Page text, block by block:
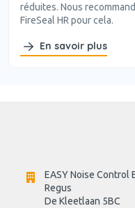
réduites. Nous
FireSeal HR pour cela.
En savoir plus
EASY Noise Control
Regus
De Kleetlaan 5BC